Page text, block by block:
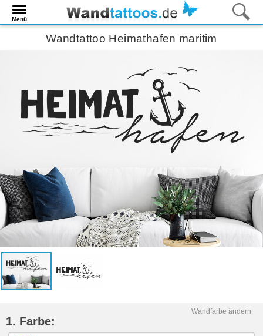
Menü
Wandtattoo Heimathafen maritim
Wandfarbe ändern
1. Farbe: